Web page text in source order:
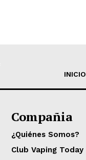
INICIO
Compañia
¿Quiénes Somos?
Club Vaping Today